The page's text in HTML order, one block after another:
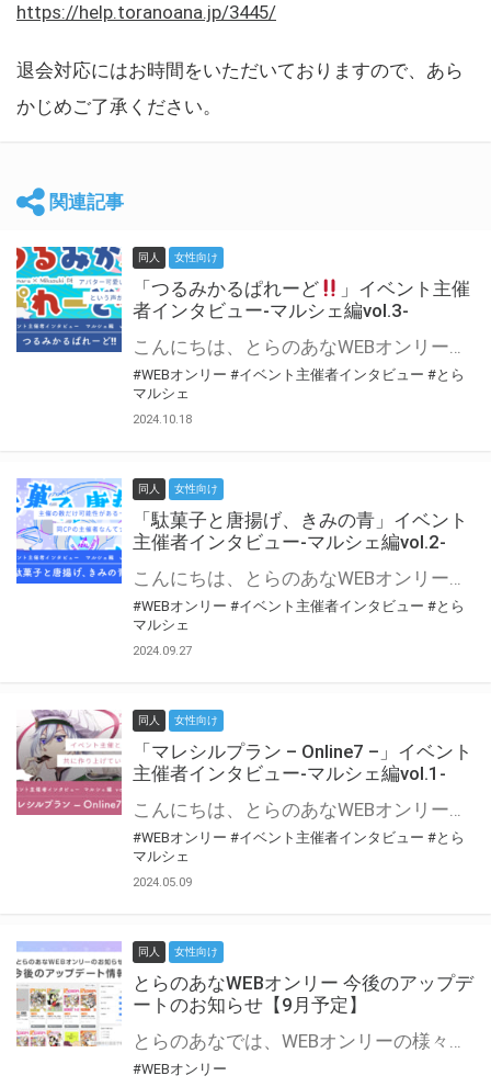
https://help.toranoana.jp/3445/
退会対応にはお時間をいただいておりますので、あら
かじめご了承ください。
関連記事
同人 女性向け
「つるみかるぱれーど
」イベント主催
者インタビュー-マルシェ編vol.3-
こんにちは、とらのあなWEBオンリー運営スタッフです。 新たにお届けする、イベント主催者インタビュー-マルシェ編-は、 とらのあなWEBオンリー「マルシェ」をご利用した主催様に 「マルシェ」を使って開催した感想や心がけをお聞きする企画です。 今回は、WEBオンリー初開催「つるみかるぱれーど
#WEBオンリー #イベント主催者インタビュー #とら
マルシェ
2024.10.18
同人 女性向け
「駄菓子と唐揚げ、きみの青」イベント
主催者インタビュー-マルシェ編vol.2-
こんにちは、とらのあなWEBオンリー運営スタッフです。 新たにお届けする、イベント主催者インタビュー-マルシェ編-は、 とらのあなWEBオンリー「マルシェ」をご利用の主催様に 「マルシェ」を使ってイベントを開催した感想や心がけをお聞きする企画です。 今回は、WEBオンリー初開催「駄菓子と唐揚げ、きみの青」より、 主催のぎこ六屋様にお話を伺いました。 協力：ぎこ六屋様／イベント公式Twitter（@krkgwks） とらのあなWEBオンリー「マルシェ」とは？ WEBオンリーでリアルタイムでコミュニケーションがとれるオンライン会場です。
#WEBオンリー #イベント主催者インタビュー #とら
マルシェ
2024.09.27
同人 女性向け
「マレシルプラン – Online7 –」イベント
主催者インタビュー-マルシェ編vol.1-
こんにちは、とらのあなWEBオンリー運営スタッフです。 新たにお届けする、イベント主催者インタビュー-マルシェ編-は、 とらのあなWEBオンリー「マルシェ」をご利用した主催様に 「マルシェ」を使って開催した感想や心がけをお聞きする企画です。 今回は、WEBオンリー開催7回目迎えた「マレシルプラン – Online7 –」より、 主催の玉川うた様にお話を伺いました。 ▼マレシルプランのインタビュー前回記事 「イベント主催者インタビュー vol.6」はこちら 協力：玉川うた様（マレシルプラン実行委員会 代表）／イベント公式Twitter（@mallesil_plan） とらのあなWEBオンリー「マルシェ」とは？ WEBオンリーでリアルタイムでコミュニケーションがとれるオンライン会場です。
#WEBオンリー #イベント主催者インタビュー #とら
マルシェ
2024.05.09
同人 女性向け
とらのあなWEBオンリー 今後のアップデ
ートのお知らせ【9月予定】
とらのあなでは、WEBオンリーの様々な支援を実施しています。 今回は2021年9月に実装を予定しているアップデート情報についてご紹介いたします。 とらのあなWEBオンリーサイトはこちら
#WEBオンリー